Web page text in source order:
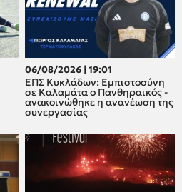
06/08/2026 | 19:01
ΕΠΣ Κυκλάδων: Εμπιστοσύνη
σε Καλαμάτα ο Πανθηραικός -
ανακοινώθηκε η ανανέωση της
συνεργασίας